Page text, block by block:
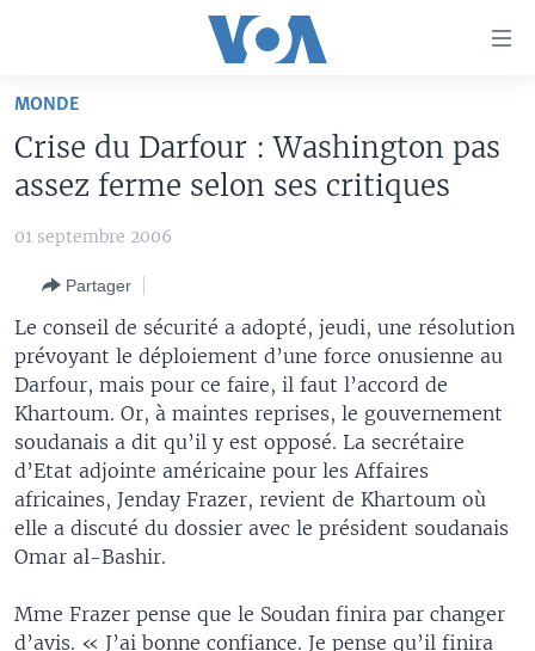
Retour
navigation
Retour
la
recherche
AFRIQUE
SPORT
WASHINGTON FORUM
CORRESPONDANT VOA
FOCUS SAHEL
REPORTAGES
VOUS + NOUS
CARNET DE SANTÉ
À VOTRE AVIS
VOTRE SANTÉ VOTRE AVENIR
LE MONDE AU FÉMININ
L'AMÉRIQUE ET VOUS
DIALOGUE DES RELIGIONS
RM SHOW
BAMBARA
FULFULDE
LINGALA
SANGO
Apprenez L'anglais
SUIVEZ-NOUS
Langues
MONDE
Crise du Darfour : Washington pas
assez ferme selon ses critiques
01 septembre 2006
Partager
Le conseil de sécurité a adopté, jeudi, une résolution
prévoyant le déploiement d’une force onusienne au
Darfour, mais pour ce faire, il faut l’accord de
Khartoum. Or, à maintes reprises, le gouvernement
soudanais a dit qu’il y est opposé. La secrétaire
d’Etat adjointe américaine pour les Affaires
africaines, Jenday Frazer, revient de Khartoum où
elle a discuté du dossier avec le président soudanais
Omar al-Bashir.
Mme Frazer pense que le Soudan finira par changer
d’avis. « J’ai bonne confiance. Je pense qu’il finira